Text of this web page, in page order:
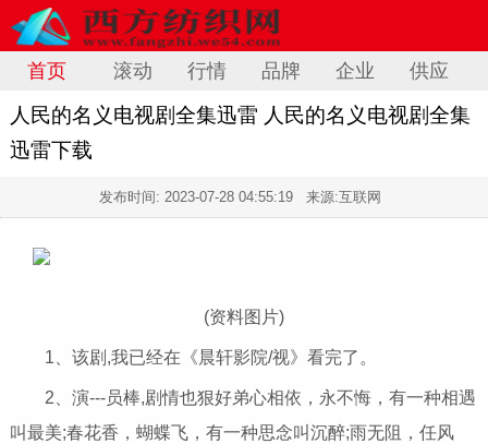
首页 滚动 行情 品牌 企业 供应
人民的名义电视剧全集迅雷 人民的名义电视剧全集
迅雷下载
发布时间: 2023-07-28 04:55:19 来源:互联网
(资料图片)
1、该剧,我已经在《晨轩影院/视》看完了。
2、演---员棒,剧情也狠好弟心相依，永不悔，有一种相遇
叫最美;春花香，蝴蝶飞，有一种思念叫沉醉;雨无阻，任风